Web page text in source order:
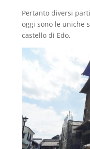
Pertanto diversi
oggi sono le uniche
castello di Edo.